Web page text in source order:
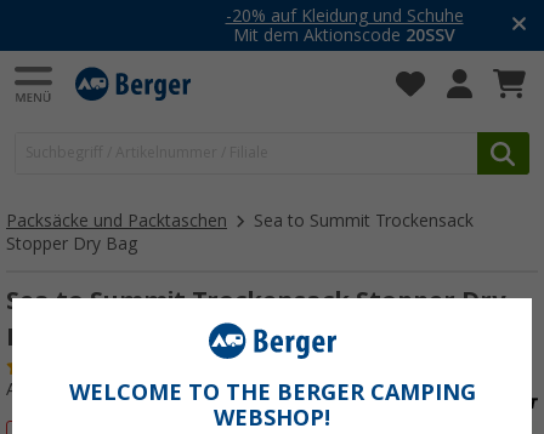
-20% auf Kleidung und Schuhe
Mit dem Aktionscode20SSV
Packsäcke und Packtaschen
Sea to Summit Trockensack
Stopper Dry Bag
Sea to Summit Trockensack Stopper Dry
Bag
Art.-Nr.: 504380WELCOME TO THE BERGER CAMPING
WEBSHOP!